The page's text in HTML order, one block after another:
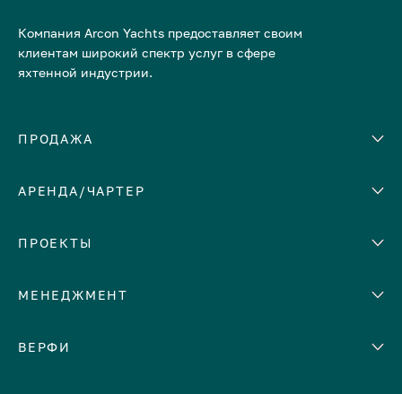
Компания Arcon Yachts предоставляет своим
клиентам широкий спектр услуг в сфере
яхтенной индустрии.
ПРОДАЖА
Количество кают
АРЕНДА/ЧАРТЕР
ЕВРОПА
Греция
Испания
ПРОЕКТЫ
МЕНЕДЖМЕНТ
Помощь с продажей яхты
ВЕРФИ